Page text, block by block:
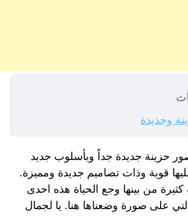
حزينة جديدة جداً وبأسلوب جديد
قوية وذات تصاميم جديدة ومميزة.
من بينها وجع الحياة هذه احدى
على صورة وضعناها هنا. يا لجمال